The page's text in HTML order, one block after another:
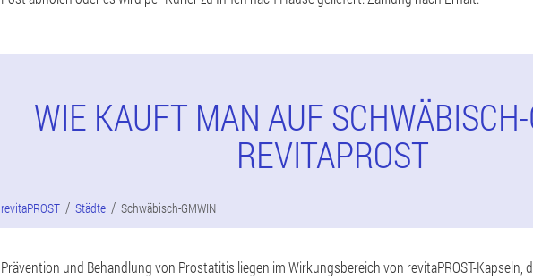
WIE KAUFT MAN AUF
REVITAPROST
revitaPROST Städte Schwäbisch-GMWIN
Prävention und Behandlung von Prostatitis liegen im Wirkungsbereich von revitaPROST-Kapseln,